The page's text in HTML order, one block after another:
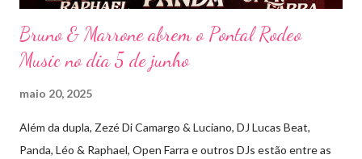
Bruno & Marrone abrem o Pontal Rodeo
Music no dia 5 de junho
maio 20, 2025
Além da dupla, Zezé Di Camargo & Luciano, DJ Lucas Beat,
Panda, Léo & Raphael, Open Farra e outros DJs estão entre as